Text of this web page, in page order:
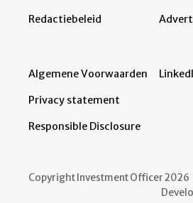
Redactiebeleid
Algemene Voorwaarden
Privacy statement
Responsible Disclosure
Copyright Investment Officer 2026